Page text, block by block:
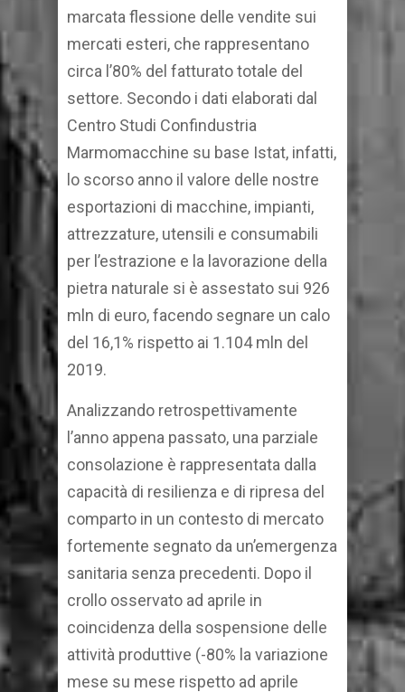
marcata flessione delle vendite sui
mercati esteri, che rappresentano
circa l’80% del fatturato totale del
settore. Secondo i dati elaborati dal
Centro Studi Confindustria
Marmomacchine su base Istat, infatti,
lo scorso anno il valore delle nostre
esportazioni di macchine, impianti,
attrezzature, utensili e consumabili
per l’estrazione e la lavorazione della
pietra naturale si è assestato sui 926
mln di euro, facendo segnare un calo
del 16,1% rispetto ai 1.104 mln del
2019.
Analizzando retrospettivamente
l’anno appena passato, una parziale
consolazione è rappresentata dalla
capacità di resilienza e di ripresa del
comparto in un contesto di mercato
fortemente segnato da un’emergenza
sanitaria senza precedenti. Dopo il
crollo osservato ad aprile in
coincidenza della sospensione delle
attività produttive (-80% la variazione
mese su mese rispetto ad aprile